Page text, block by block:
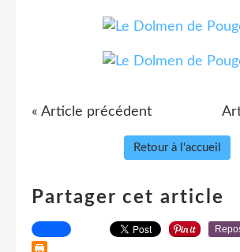
« Article précédent
Retour à l'accueil
Partager cet article